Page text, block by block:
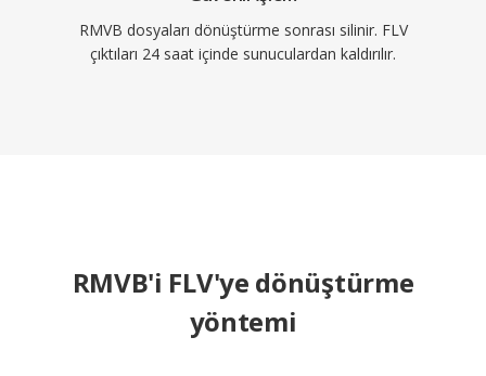
RMVB dosyaları dönüştürme sonrası silinir. FLV
çıktıları 24 saat içinde sunuculardan kaldırılır.
RMVB'i FLV'ye dönüştürme
yöntemi